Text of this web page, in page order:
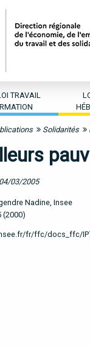
TRAVAIL
Solidarités
03/2005
Nadine, Insee
(2000)
fr/ffc/docs_ffc/